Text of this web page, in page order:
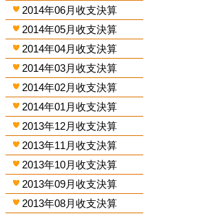
2014年06月收支決算
2014年05月收支決算
2014年04月收支決算
2014年03月收支決算
2014年02月收支決算
2014年01月收支決算
2013年12月收支決算
2013年11月收支決算
2013年10月收支決算
2013年09月收支決算
2013年08月收支決算